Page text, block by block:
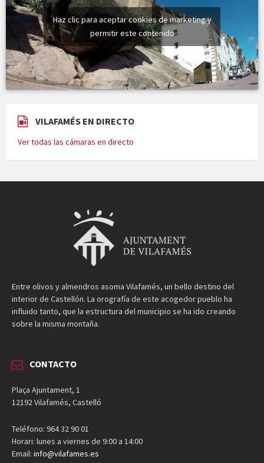
Haz clic para aceptar cookies de marketing y
permitir este contenido
VILAFAMÉS EN DIRECTO
Ver todas las cámaras en directo
Entre olivos y almendros asoma Vilafamés, un bello destino del
interior de Castellón. La orografía de este acogedor pueblo ha
influido tanto, que la estructura del municipio se ha ido creando
sobre la misma montaña.
CONTACTO
Plaça Ajuntament, 1
12192 Vilafamés, Castelló
Teléfono: 964 32 90 01
Horari: lunes a viernes de 9:00 a 14:00
Email: info@vilafames.es